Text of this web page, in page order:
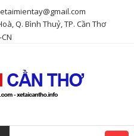
Q. Bình Thuỷ, TP. Cần Thơ